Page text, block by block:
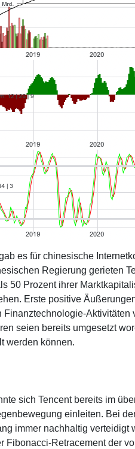
es für chinesische
Regierung gerieten
50 Prozent ihrer
Erste positive
Finanztechnologie-
seien bereits umgesetzt
werden können.
sich Tencent bereits im
einleiten. Bei
immer nachhaltig
Fibonacci-Retracement der